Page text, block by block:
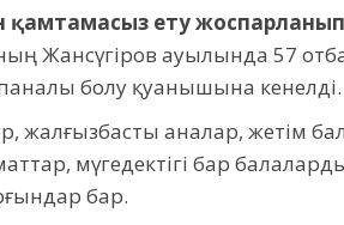
қамтамасыз ету
Жансүгіров ауылында 57
болу қуанышына кенелді.
жалғызбасты аналар, жетім
мүгедектігі бар
бар.